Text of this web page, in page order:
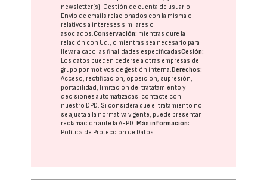
newsletter(s). Gestión de cuenta de usuario.
Envío de emails relacionados con la misma o
relativos a intereses similares o
asociados.Conservación: mientras dure la
relación con Ud., o mientras sea necesario para
llevar a cabo las finalidades especificadasCesión:
Los datos pueden cederse a otras empresas del
grupo por motivos de gestión interna.Derechos:
Acceso, rectificación, oposición, supresión,
portabilidad, limitación del tratatamiento y
decisiones automatizadas: contacte con
nuestro DPD. Si considera que el tratamiento no
se ajusta a la normativa vigente, puede presentar
reclamación ante laAEPD.Más información:
Política de Protección de Datos